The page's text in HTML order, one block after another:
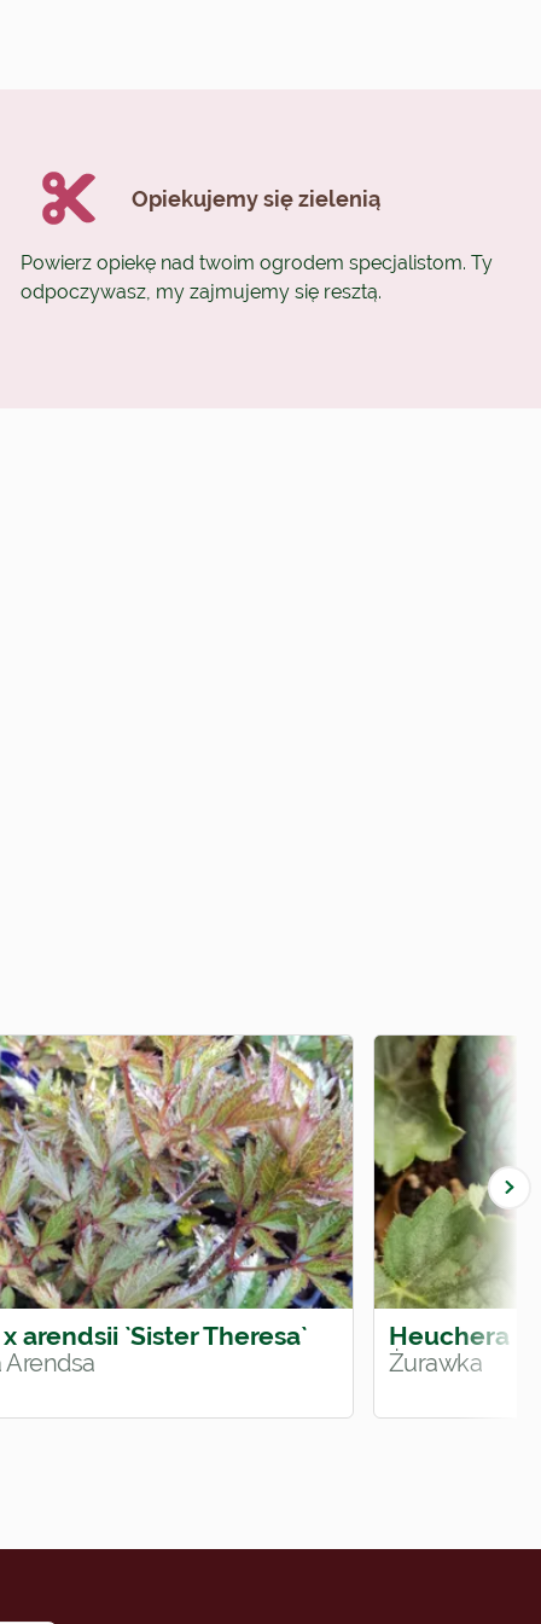
Opiekujemy się zielenią
Powierz opiekę nad twoim ogrodem specjalistom. Ty
odpoczywasz, my zajmujemy się resztą.
arendsii `Sister Theresa`
Arendsa
Heuchera
Żurawka